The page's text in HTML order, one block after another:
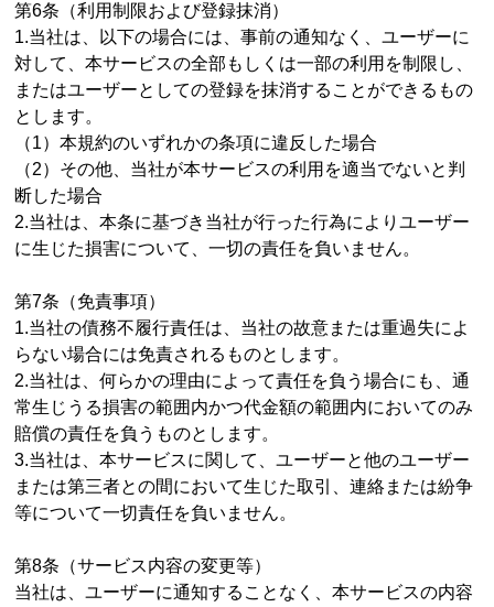
第6条（利用制限および登録抹消）
1.当社は、以下の場合には、事前の通知なく、ユーザーに
対して、本サービスの全部もしくは一部の利用を制限し、
またはユーザーとしての登録を抹消することができるもの
とします。
（1）本規約のいずれかの条項に違反した場合
（2）その他、当社が本サービスの利用を適当でないと判
断した場合
2.当社は、本条に基づき当社が行った行為によりユーザー
に生じた損害について、一切の責任を負いません。
第7条（免責事項）
1.当社の債務不履行責任は、当社の故意または重過失によ
らない場合には免責されるものとします。
2.当社は、何らかの理由によって責任を負う場合にも、通
常生じうる損害の範囲内かつ代金額の範囲内においてのみ
賠償の責任を負うものとします。
3.当社は、本サービスに関して、ユーザーと他のユーザー
または第三者との間において生じた取引、連絡または紛争
等について一切責任を負いません。
第8条（サービス内容の変更等）
当社は、ユーザーに通知することなく、本サービスの内容